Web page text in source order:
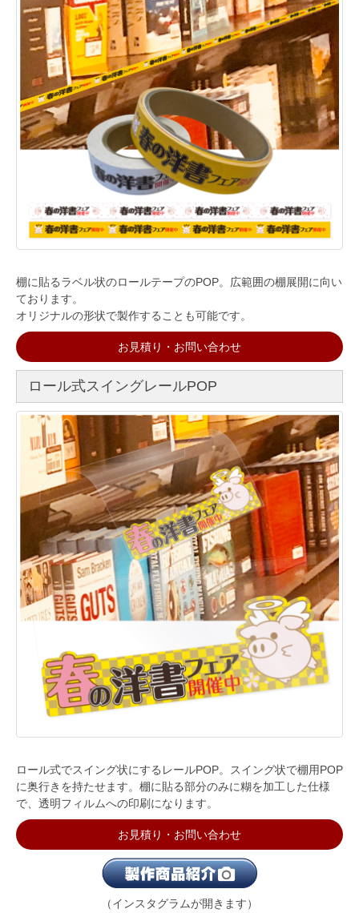
棚に貼るラベル状のロールテープのPOP。広範囲の棚展開に向い
ております。
オリジナルの形状で製作することも可能です。
お見積り・お問い合わせ
ロール式スイングレールPOP
ロール式でスイング状にするレールPOP。スイング状で棚用POP
に奥行きを持たせます。棚に貼る部分のみに糊を加工した仕様
で、透明フィルムへの印刷になります。
お見積り・お問い合わせ
（インスタグラムが開きます）